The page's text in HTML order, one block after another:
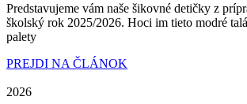
Predstavujeme vám naše šikovné detičky z
školský rok 2025/2026. Hoci im tieto modré
palety
PREJDI NA ČLÁNOK
2026